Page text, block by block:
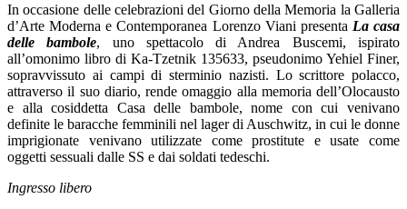
In occasione delle celebrazioni del Giorno della Memoria la Galleria
d’Arte Moderna e Contemporanea Lorenzo Viani presenta La casa
delle bambole, uno spettacolo di Andrea Buscemi, ispirato
all’omonimo libro di Ka-Tzetnik 135633, pseudonimo Yehiel Finer,
sopravvissuto ai campi di sterminio nazisti. Lo scrittore polacco,
attraverso il suo diario, rende omaggio alla memoria dell’Olocausto
e alla cosiddetta Casa delle bambole, nome con cui venivano
definite le baracche femminili nel lager di Auschwitz, in cui le donne
imprigionate venivano utilizzate come prostitute e usate come
oggetti sessuali dalle SS e dai soldati tedeschi.
Ingresso libero